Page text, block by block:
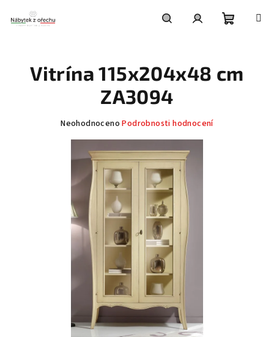
obsah
košík
Vitrína 115x204x48 cm
ZA3094
Průměrné
produktu
hvězdiček.
Neohodnoceno Podrobnosti hodnocení